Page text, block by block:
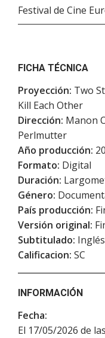
Festival de Cine
FICHA TÉCNICA
Proyección: Two
Kill Each Other
Dirección: Manon
Perlmutter
Año producción:
Formato: Digital
Duración:
Género:
País producción:
Versión original:
Subtitulado: Inglés
Calificacion: SC
INFORMACIÓN
Fecha:
El 17/05/2026 de